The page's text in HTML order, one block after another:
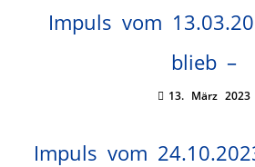
Impuls vom
blieb –
13. März 2023
Impuls vom